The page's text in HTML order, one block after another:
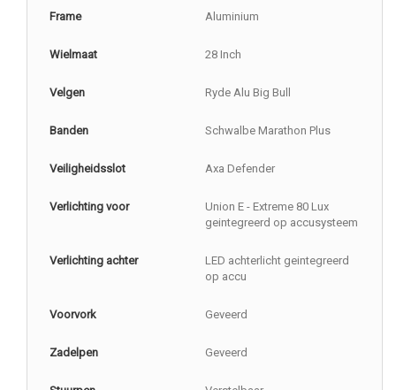
Frame Aluminium
Wielmaat 28 Inch
Velgen Ryde Alu Big Bull
Banden Schwalbe Marathon Plus
Veiligheidsslot Axa Defender
Verlichting voor
Union E - Extreme 80 Lux
geintegreerd op accusysteem
Verlichting achter
LED achterlicht geintegreerd
op accu
Voorvork Geveerd
Zadelpen Geveerd